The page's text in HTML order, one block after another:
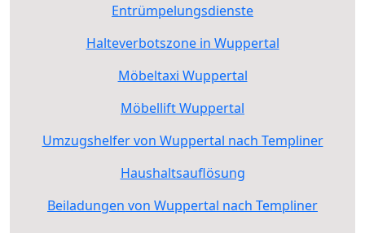
Entrümpelungsdienste
Halteverbotszone in Wuppertal
Möbeltaxi Wuppertal
Möbellift Wuppertal
Umzugshelfer von Wuppertal nach Templiner
Haushaltsauflösung
Beiladungen von Wuppertal nach Templiner